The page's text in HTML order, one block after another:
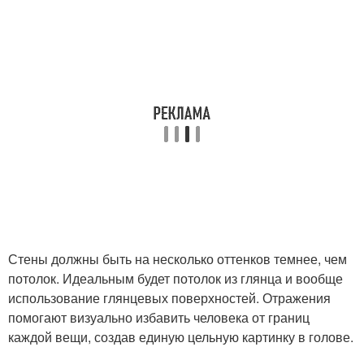
Стены должны быть на несколько оттенков темнее, чем
потолок. Идеальным будет потолок из глянца и вообще
использование глянцевых поверхностей. Отражения
помогают визуально избавить человека от границ
каждой вещи, создав единую цельную картинку в голове.